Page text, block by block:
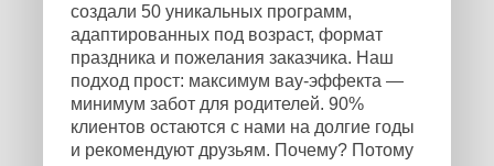
создали 50 уникальных программ,
адаптированных под возраст, формат
праздника и пожелания заказчика. Наш
подход прост: максимум вау-эффекта —
минимум забот для родителей. 90%
клиентов остаются с нами на долгие годы
и рекомендуют друзьям. Почему? Потому